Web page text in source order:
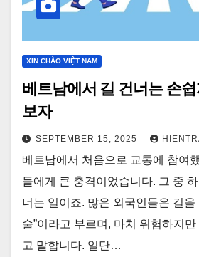
XIN CHÀO VIỆT NAM
베트남에서 길 건너는 손
보자
SEPTEMBER 15, 2025
베트남에서 처음으로 교통에 참여
들에게 큰 충격이었습니다. 그 중
너는 일이죠. 많은 외국인들은 길을
술”이라고 부르며, 마치 위험하지
고 말합니다. 일단…